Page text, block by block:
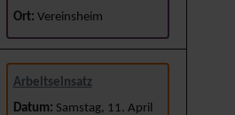
Ort: Vereinsheim
Arbeitseinsatz
Datum: Samstag, 11. April